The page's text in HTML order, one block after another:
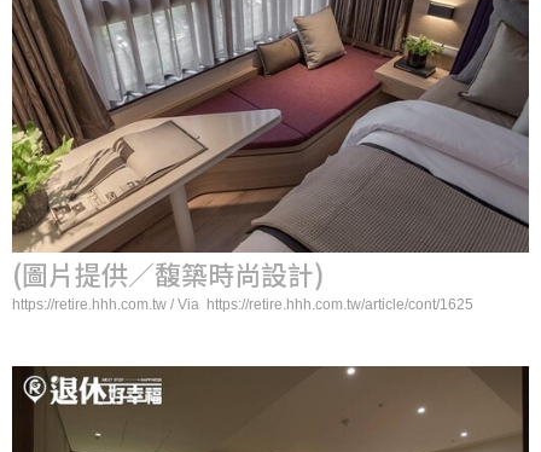
(圖片提供／馥築時尚設計)
https://retire.hhh.com.tw / Via https://retire.hhh.com.tw/article/cont/1625